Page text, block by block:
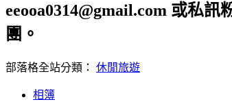
eeooa0314@gmail.com 或私
團。
部落格全站分類： 休閒旅遊
相簿